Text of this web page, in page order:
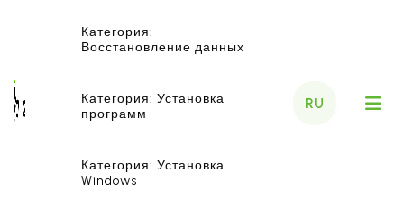
Категория:
Восстановление данных
Категория: Установка
программ
Категория: Установка
Windows
RU